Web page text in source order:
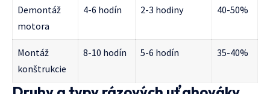
Demontáž
motora
4-6 hodín 2-3 hodiny 40-50%
Montáž
konštrukcie
8-10 hodín 5-6 hodín 35-40%